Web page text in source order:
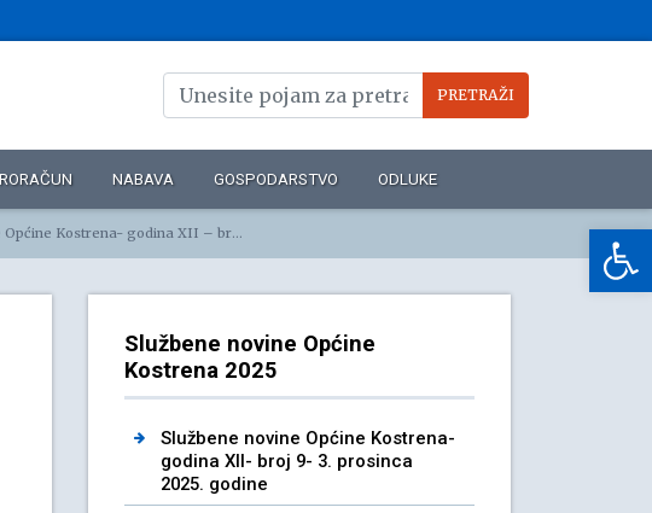
NABAVA GOSPODARSTVO ODLUKE
Kostrena- godina XII – broj 2 – 14. travnja 2025.
Službene novine Općine
Kostrena 2025
Službene novine Općine Kostrena-
godina XII- broj 9- 3. prosinca
2025. godine